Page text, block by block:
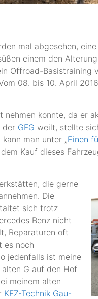
mal abgesehen,
einem den
Offroad-Basistraining
08. bis 10. April
nehmen konnte, da er
der GFG weilt, stellte
man unter „Einen
Kauf dieses
die gerne
Die
sich trotz
Benz nicht
Reparaturen oft
es noch
jedenfalls ist meine
G auf den Hof
meinem alten
KFZ-Technik Gau-